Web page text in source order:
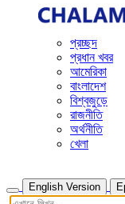
প্রচ্ছদ
প্রধান খবর
আমেরিকা
বাংলাদেশ
বিশ্বজুড়ে
রাজনীতি
অর্থনীতি
খেলা
English Version